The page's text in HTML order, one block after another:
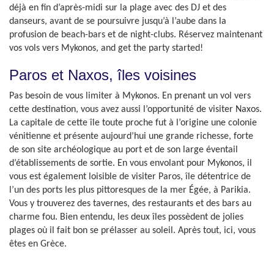
déjà en fin d’après-midi sur la plage avec des DJ et des
danseurs, avant de se poursuivre jusqu’à l’aube dans la
profusion de beach-bars et de night-clubs. Réservez maintenant
vos vols vers Mykonos, and get the party started!
Paros et Naxos, îles voisines
Pas besoin de vous limiter à Mykonos. En prenant un vol vers
cette destination, vous avez aussi l’opportunité de visiter Naxos.
La capitale de cette île toute proche fut à l’origine une colonie
vénitienne et présente aujourd’hui une grande richesse, forte
de son site archéologique au port et de son large éventail
d’établissements de sortie. En vous envolant pour Mykonos, il
vous est également loisible de visiter Paros, île détentrice de
l’un des ports les plus pittoresques de la mer Égée, à Parikia.
Vous y trouverez des tavernes, des restaurants et des bars au
charme fou. Bien entendu, les deux îles possèdent de jolies
plages où il fait bon se prélasser au soleil. Après tout, ici, vous
êtes en Grèce.